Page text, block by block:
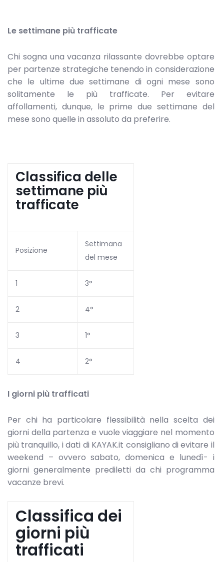
Le settimane più trafficate
Chi sogna una vacanza rilassante dovrebbe optare
per partenze strategiche tenendo in considerazione
che le ultime due settimane di ogni mese sono
solitamente le più trafficate. Per evitare
affollamenti, dunque, le prime due settimane del
mese sono quelle in assoluto da preferire.
Classifica delle
settimane più
trafficate
Posizione
Settimana
del mese
1 3°
2 4°
3 1°
4 2°
I giorni più trafficati
Per chi ha particolare flessibilità nella scelta dei
giorni della partenza e vuole viaggiare nel momento
più tranquillo, i dati di KAYAK.it consigliano di evitare il
weekend – ovvero sabato, domenica e lunedì- i
giorni generalmente prediletti da chi programma
vacanze brevi.
Classifica dei
giorni più
trafficati